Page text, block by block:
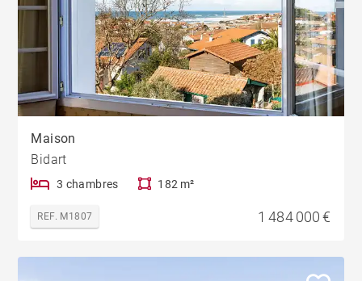
Maison
Bidart
3 chambres 182 m²
REF. M1807 1 484 000 €